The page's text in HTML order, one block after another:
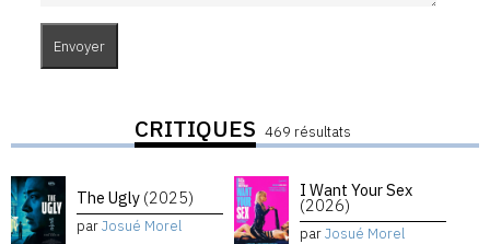
CRITIQUES 469 résultats
The Ugly (2025)
parJosué Morel
I Want Your Sex
(2026)
parJosué Morel